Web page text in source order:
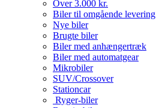
Over 3.000 kr.
Biler til omgående levering
Nye biler
Brugte biler
Biler med anhængertræk
Biler med automatgear
Mikrobiler
SUV/Crossover
Stationcar
Ryger-biler